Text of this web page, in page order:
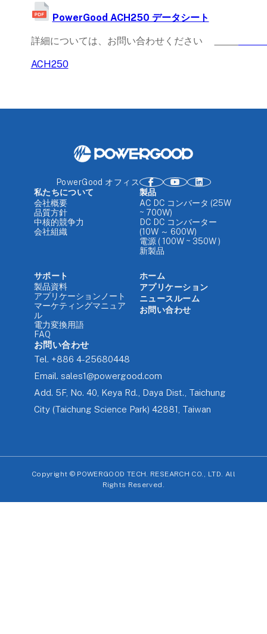
PowerGood ACH250 データシート
詳細については、お問い合わせください
ACH250
PowerGood オフィス
私たちについて
会社概要
品質方針
中核的競争力
会社組織
製品
AC DC コンバータ (25W
~ 700W)
DC DC コンバーター
(10W ～ 600W)
電源 ( 100W ~ 350W )
新製品
サポート
製品資料
アプリケーションノート
マーケティングマニュア
ル
電力変換用語
FAQ
ホーム
アプリケーション
ニュースルーム
お問い合わせ
お問い合わせ
Tel. +886 4-25680448
Email. sales1@powergood.com
Add. 5F, No. 40, Keya Rd., Daya Dist., Taichung
City (Taichung Science Park) 42881, Taiwan
Copyright © POWERGOOD TECH. RESEARCH CO., LTD. All
Rights Reserved.